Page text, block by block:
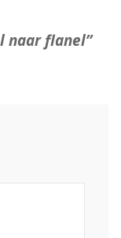
naar flanel”